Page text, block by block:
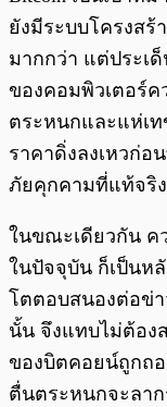
ยังมีระบบโครงสร้
มากกว่า แต่ประเ
ของคอมพิวเตอร์
ตระหนกและแห่เท
ราคาดิ่งลงเหวก่อ
ภัยคุกคามที่แท้จริ
ในขณะเดียวกัน ค
ในปัจจุบัน ก็เป็นห
โตตอบสนองต่อข่า
นั้น จึงแทบไม่ต้อง
ของบิตคอยน์ถูกถ
ตื่นตระหนกจะลาก